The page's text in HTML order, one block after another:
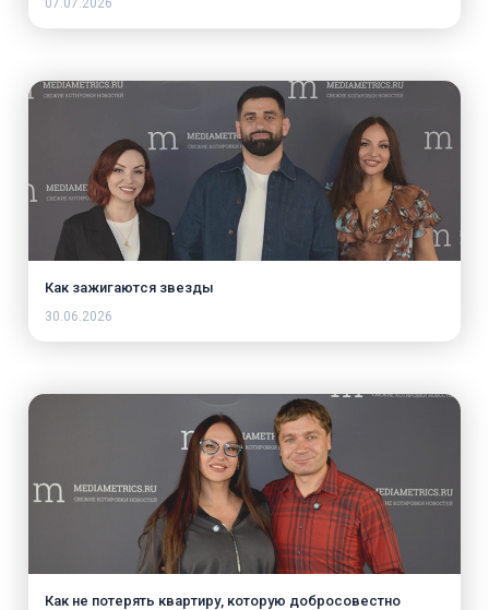
07.07.2026
Как зажигаются звезды
30.06.2026
Как не потерять квартиру, которую добросовестно